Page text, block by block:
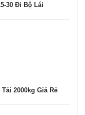
30 Đi Bộ Lái
2000kg Giá Rẻ